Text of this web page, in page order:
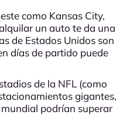
como Kansas City,
un auto te da una
de Estados Unidos son
días de partido puede
de la NFL (como
gigantes,
podrían superar